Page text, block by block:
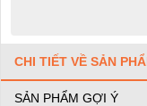
CHI TIẾT VỀ SẢN
SẢN PHẨM GỢI Ý